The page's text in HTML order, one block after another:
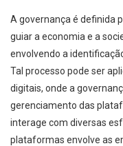
A governança é definida
guiar a economia e a
envolvendo a
Tal processo pode ser
digitais, onde a
gerenciamento das
interage com diversas
plataformas envolve as